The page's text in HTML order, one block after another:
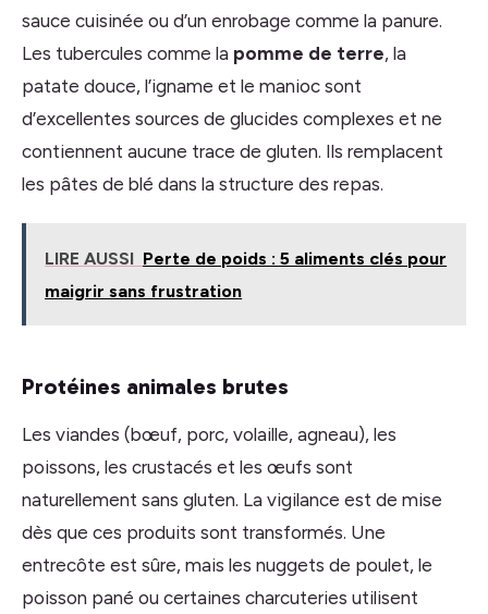
sauce cuisinée ou d’un enrobage comme la panure.
Les tubercules comme la pomme de terre, la
patate douce, l’igname et le manioc sont
d’excellentes sources de glucides complexes et ne
contiennent aucune trace de gluten. Ils remplacent
les pâtes de blé dans la structure des repas.
LIRE AUSSI Perte de poids : 5 aliments clés pour
maigrir sans frustration
Protéines animales brutes
Les viandes (bœuf, porc, volaille, agneau), les
poissons, les crustacés et les œufs sont
naturellement sans gluten. La vigilance est de mise
dès que ces produits sont transformés. Une
entrecôte est sûre, mais les nuggets de poulet, le
poisson pané ou certaines charcuteries utilisent